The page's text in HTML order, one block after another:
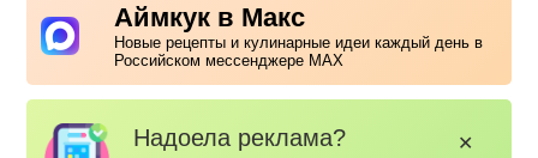
Аймкук в Макс
Новые рецепты и кулинарные идеи каждый день в
Российском мессенджере MAX
Надоела реклама? ✕